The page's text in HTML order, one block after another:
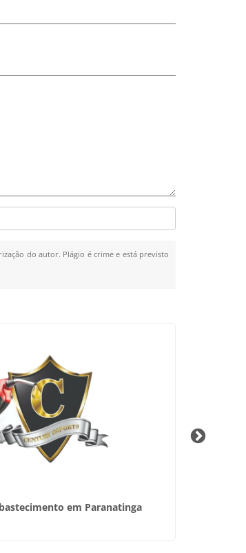
do autor. Plágio é crime e está previsto
em Paranatinga